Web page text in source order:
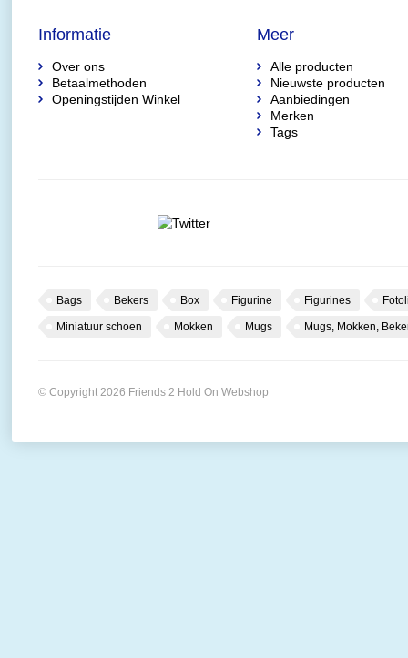
Informatie
Over ons
Betaalmethoden
Openingstijden Winkel
Meer
Alle producten
Nieuwste producten
Aanbiedingen
Merken
Tags
Bags Bekers Box Figurine Figurines
Miniatuur schoen Mokken Mugs Mugs, Mokken,
© Copyright 2026 Friends 2 Hold On Webshop